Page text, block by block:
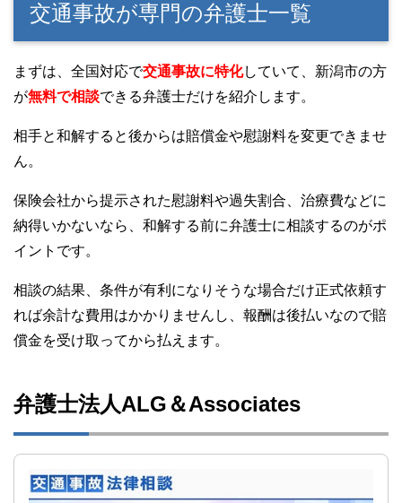
交通事故が専門の弁護士一覧
まずは、全国対応で交通事故に特化していて、新潟市の方
が無料で相談できる弁護士だけを紹介します。
相手と和解すると後からは賠償金や慰謝料を変更できませ
ん。
保険会社から提示された慰謝料や過失割合、治療費などに
納得いかないなら、和解する前に弁護士に相談するのがポ
イントです。
相談の結果、条件が有利になりそうな場合だけ正式依頼す
れば余計な費用はかかりませんし、報酬は後払いなので賠
償金を受け取ってから払えます。
弁護士法人ALG＆Associates